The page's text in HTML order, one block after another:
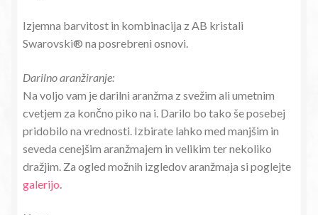
Izjemna barvitost in kombinacija z AB kristali
Swarovski® na posrebreni osnovi.
Darilno aranžiranje:
Na voljo vam je darilni aranžma z svežim ali umetnim
cvetjem za končno piko na i. Darilo bo tako še posebej
pridobilo na vrednosti. Izbirate lahko med manjšim in
seveda cenejšim aranžmajem in velikim ter nekoliko
dražjim. Za ogled možnih izgledov aranžmaja si poglejte
galerijo